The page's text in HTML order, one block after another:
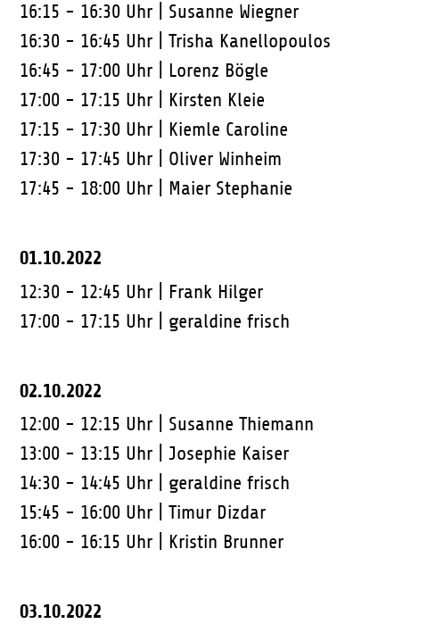
16:15 - 16:30 Uhr | Susanne Wiegner
16:30 - 16:45 Uhr | Trisha Kanellopoulos
16:45 - 17:00 Uhr | Lorenz Bögle
17:00 - 17:15 Uhr | Kirsten Kleie
17:15 - 17:30 Uhr | Kiemle Caroline
17:30 - 17:45 Uhr | Oliver Winheim
17:45 - 18:00 Uhr | Maier Stephanie
01.10.2022
12:30 - 12:45 Uhr | Frank Hilger
17:00 - 17:15 Uhr | geraldine frisch
02.10.2022
12:00 - 12:15 Uhr | Susanne Thiemann
13:00 - 13:15 Uhr | Josephie Kaiser
14:30 - 14:45 Uhr | geraldine frisch
15:45 - 16:00 Uhr | Timur Dizdar
16:00 - 16:15 Uhr | Kristin Brunner
03.10.2022